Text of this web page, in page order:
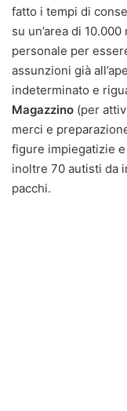
fatto i tempi di
su un’area di
personale per
assunzioni già
indeterminato e
Magazzino (per
merci e
figure impiegatizie
inoltre 70 autisti da
pacchi.